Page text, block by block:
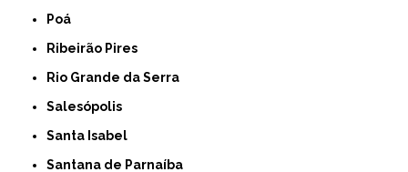
Poá
Ribeirão Pires
Rio Grande da Serra
Salesópolis
Santa Isabel
Santana de Parnaíba